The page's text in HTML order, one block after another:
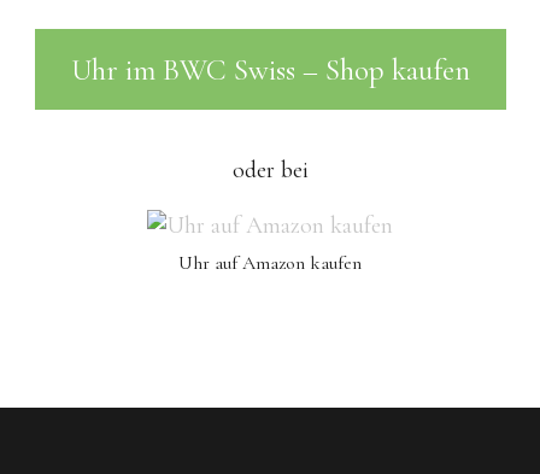
Uhr im BWC Swiss – Shop kaufen
oder bei
Uhr auf Amazon kaufen